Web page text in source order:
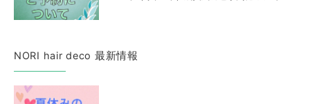
NORI hair deco 最新情報